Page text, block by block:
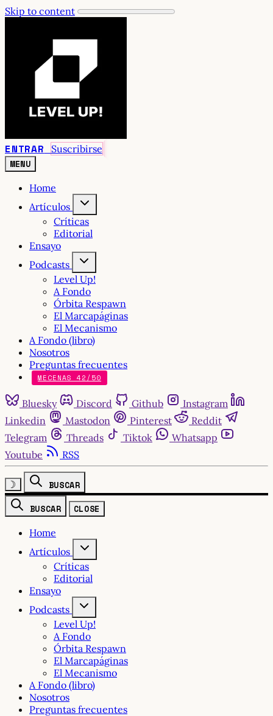
Skip to content
ENTRAR
Suscribirse
MENU
Home
Artículos
Críticas
Editorial
Ensayo
Podcasts
Level Up!
A Fondo
Órbita Respawn
El Marcapáginas
El Mecanismo
A Fondo (libro)
Nosotros
Preguntas frecuentes
MECENAS 42/50
Bluesky Discord Github
Instagram
Linkedin
Mastodon Pinterest
Reddit
Telegram
Threads Tiktok
Whatsapp
Youtube
RSS
☽
BUSCAR
BUSCAR
CLOSE
Home
Artículos
Críticas
Editorial
Ensayo
Podcasts
Level Up!
A Fondo
Órbita Respawn
El Marcapáginas
El Mecanismo
A Fondo (libro)
Nosotros
Preguntas frecuentes